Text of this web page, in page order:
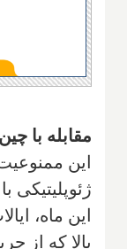
مقابله با چین
این
این ماه،
بالا که از